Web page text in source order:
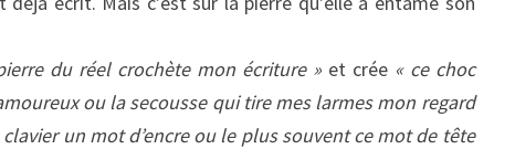
du réel crochète mon écriture » et crée « ce choc
ou la secousse qui tire mes larmes mon regard
un mot d’encre ou le plus souvent ce mot de tête